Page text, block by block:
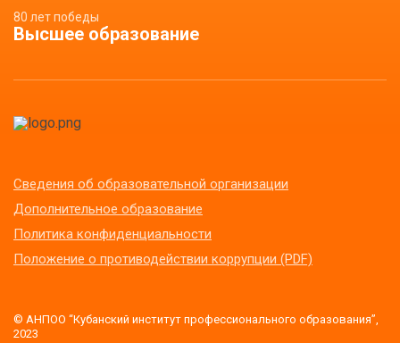
80 лет победы
Высшее образование
Сведения об образовательной организации
Дополнительное образование
Политика конфиденциальности
Положение о противодействии коррупции (PDF)
© АНПОО “Кубанский институт профессионального образования”,
2023